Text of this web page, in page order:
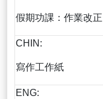
假期功課：作業改
CHIN:
寫作工作紙
ENG: